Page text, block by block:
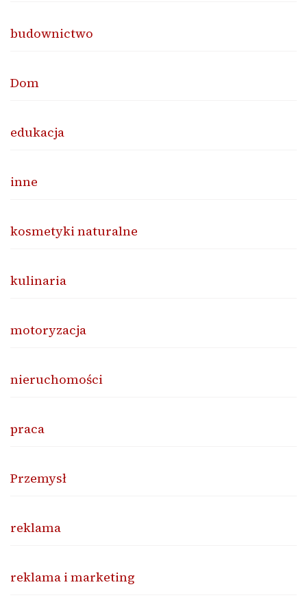
budownictwo
Dom
edukacja
inne
kosmetyki naturalne
kulinaria
motoryzacja
nieruchomości
praca
Przemysł
reklama
reklama i marketing